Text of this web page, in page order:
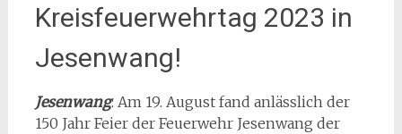
Kreisfeuerwehrtag 2023 in
Jesenwang!
Jesenwang: Am 19. August fand anlässlich der
150 Jahr Feier der Feuerwehr Jesenwang der